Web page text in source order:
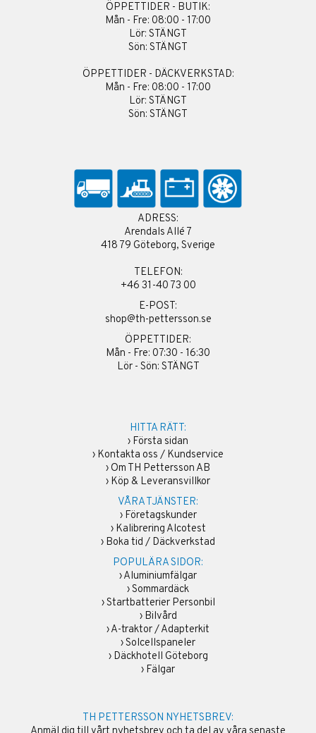
ÖPPETTIDER - BUTIK:
Mån - Fre: 08:00 - 17:00
Lör: STÄNGT
Sön: STÄNGT
ÖPPETTIDER - DÄCKVERKSTAD:
Mån - Fre: 08:00 - 17:00
Lör: STÄNGT
Sön: STÄNGT
ADRESS:
Arendals Allé 7
418 79 Göteborg, Sverige
TELEFON:
+46 31-40 73 00
E-POST:
shop@th-pettersson.se
ÖPPETTIDER:
Mån - Fre: 07:30 - 16:30
Lör - Sön: STÄNGT
HITTA RÄTT:
› Första sidan
› Kontakta oss / Kundservice
› Om TH Pettersson AB
› Köp & Leveransvillkor
VÅRA TJÄNSTER:
› Företagskunder
› Kalibrering Alcotest
› Boka tid / Däckverkstad
POPULÄRA SIDOR:
›Aluminiumfälgar
›Sommardäck
›Startbatterier Personbil
› Bilvård
›A-traktor / Adapterkit
›Solcellspaneler
› Däckhotell Göteborg
› Fälgar
TH PETTERSSON NYHETSBREV: